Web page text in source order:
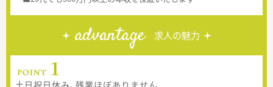
advantage 求人の魅力
土日祝日休み、残業ほぼありません